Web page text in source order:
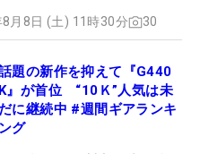
月8日 (土) 11時30分 30
題の新作を抑えて『G440
K』が首位 “10Ｋ”人気は未
だに継続中 #週間ギアランキ
ング